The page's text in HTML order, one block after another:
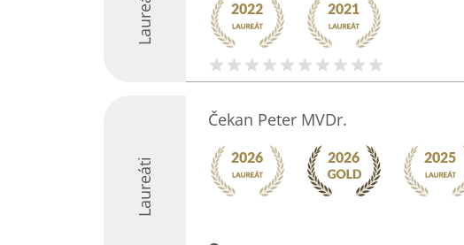
Laureáti
Laureáti
Čekan Peter MVDr.